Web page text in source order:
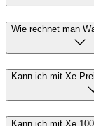
Wie rechnet man
Kann ich mit Xe
Kann ich mit Xe